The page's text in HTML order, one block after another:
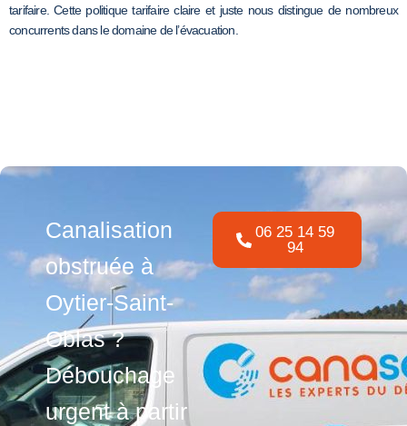
tarifaire. Cette politique tarifaire claire et juste nous distingue de nombreux
concurrents dans le domaine de l’évacuation.
Canalisation
obstruée à
Oytier-Saint-
Oblas ?
Débouchage
urgent à partir
06 25 14 59
94